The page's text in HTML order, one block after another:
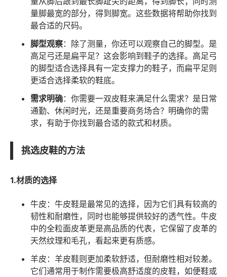
量脚最宽的部分，得到脚宽。这些数据将帮助你找到
最合适的尺码。
脚型观察：除了测量，你还可以观察自己的脚型。是
高足弓还是扁平足？这会影响到鞋子的选择。高足弓
的脚型适合选择具有一定支撑力的鞋子，而扁平足则
更适合选择柔软的鞋底。
需求明确：你需要一双皮鞋来满足什么需求？是日常
通勤、休闲时光，还是重要商务场合？明确你的需
求，有助于你找到最合适的款式和材质。
挑选皮鞋的方法
1.材质的选择
牛皮：牛皮鞋是最常见的选择，因为它们具有较高的
韧性和耐磨性，同时也能够提供较好的透气性。牛皮
中的全粒面皮革更是高品质的代表，它保留了皮革的
天然纹理和毛孔，看起来更有质感。
羊皮：羊皮鞋则更加柔软舒适，但耐磨性相对较差。
它们通常用于制作需要极高舒适度的皮鞋，如便鞋或